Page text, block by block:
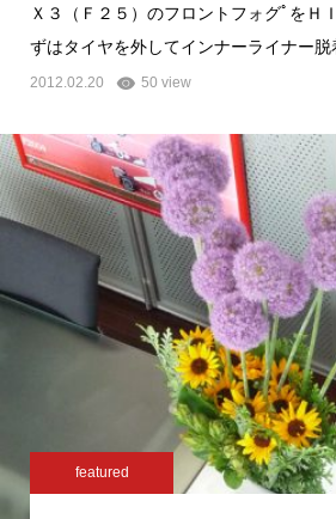
Ｘ３（Ｆ２５）のフロントフォグﾟを
ずはタイヤを外してインナーライナー
2012.02.20 50 view
featured